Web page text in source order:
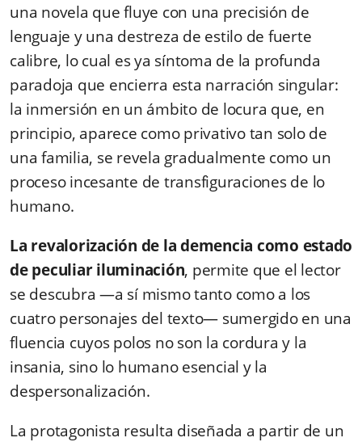
una novela que fluye con una precisión de
lenguaje y una destreza de estilo de fuerte
calibre, lo cual es ya síntoma de la profunda
paradoja que encierra esta narración singular:
la inmersión en un ámbito de locura que, en
principio, aparece como privativo tan solo de
una familia, se revela gradualmente como un
proceso incesante de transfiguraciones de lo
humano.
La revalorización de la demencia como estado
de peculiar iluminación, permite que el lector
se descubra —a sí mismo tanto como a los
cuatro personajes del texto— sumergido en una
fluencia cuyos polos no son la cordura y la
insania, sino lo humano esencial y la
despersonalización.
La protagonista resulta diseñada a partir de un